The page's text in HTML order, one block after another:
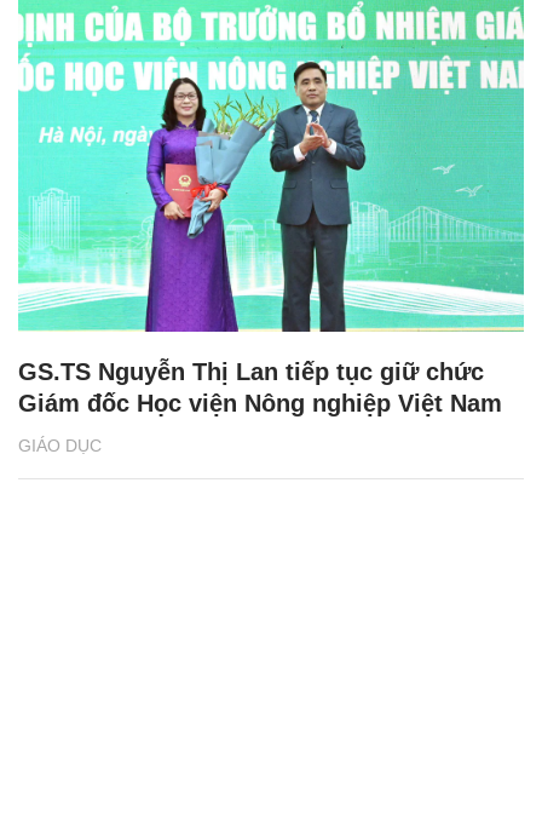
GIÁO DỤC
GS.TS Nguyễn Thị Lan tiếp tục giữ chức
Giám đốc Học viện Nông nghiệp Việt Nam